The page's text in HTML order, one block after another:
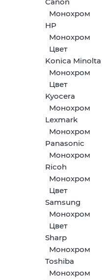
Монохром
HP
Монохром
Цвет
Konica Minolta
Монохром
Цвет
Kyocera
Монохром
Lexmark
Монохром
Panasonic
Монохром
Ricoh
Монохром
Цвет
Samsung
Монохром
Цвет
Sharp
Монохром
Toshiba
Монохром